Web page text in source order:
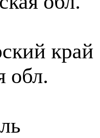
край
обл.